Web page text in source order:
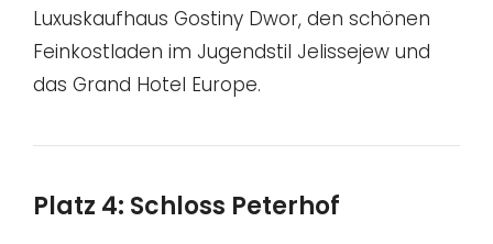
Luxuskaufhaus Gostiny Dwor, den schönen
Feinkostladen im Jugendstil Jelissejew und
das Grand Hotel Europe.
Platz 4: Schloss Peterhof